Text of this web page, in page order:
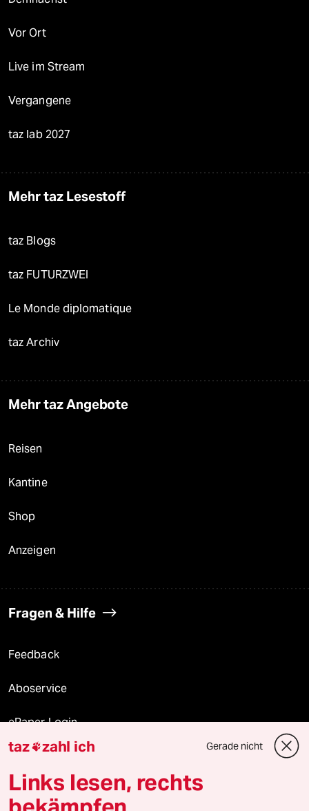
Vor Ort
Live im Stream
Vergangene
taz lab 2027
Mehr taz Lesestoff
taz Blogs
taz FUTURZWEI
Le Monde diplomatique
taz Archiv
Mehr taz Angebote
Reisen
Kantine
Shop
Anzeigen
Fragen & Hilfe
Feedback
Aboservice
ePaper Login
Downloads für Abonnierende
taz zahl ich Gerade nicht
Links lesen, rechts